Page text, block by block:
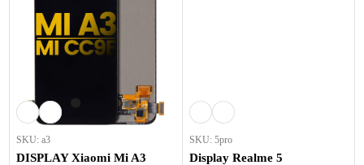
SKU: a3
DISPLAY Xiaomi Mi A3
SKU: 5pro
Display Realme 5